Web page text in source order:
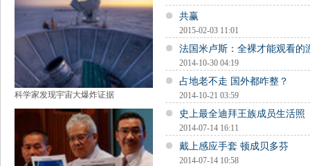
科学家发现宇宙大爆炸证据
共赢
2015-02-03 11:01
法国米卢斯：全裸才能观看的
2014-10-30 04:19
占地老不走 国外都咋整？
2014-10-21 03:59
史上最全迪拜王族成员生活照
2014-07-14 16:11
戴上感应手套 顿成贝多芬
2014-07-14 10:58